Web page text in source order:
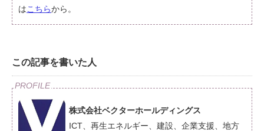
はこちらから。
この記事を書いた人
株式会社ベクターホールディングス
ICT、再生エネルギー、建設、企業支援、地方